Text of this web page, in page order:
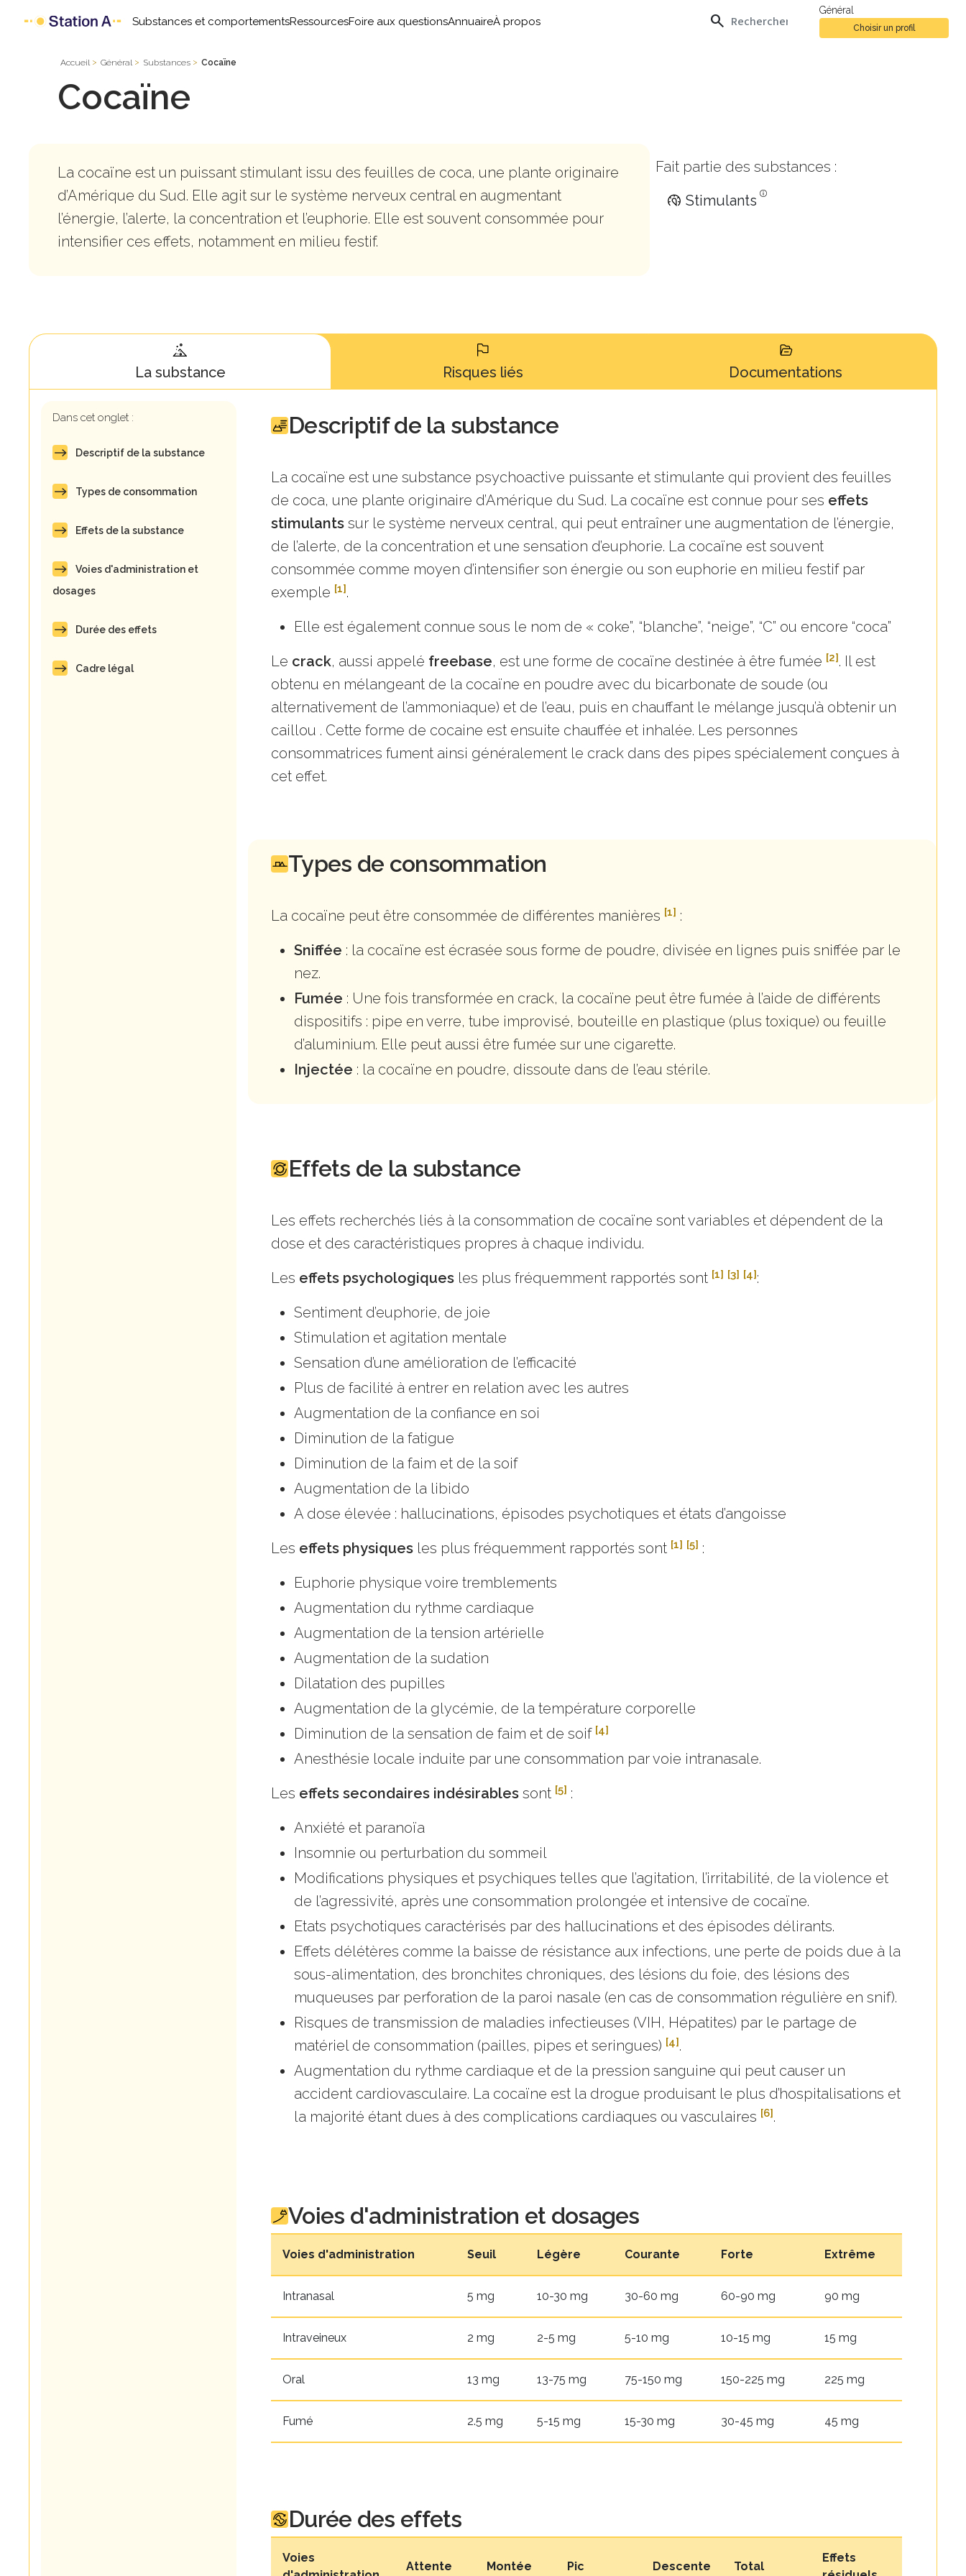
Substances et comportementsRessourcesFoire aux questionsAnnuaireÀ propos search
Général
Choisir un profil
Accueil Général Substances Cocaïne
Cocaïne
La cocaïne est un puissant stimulant issu des feuilles de coca, une plante originaire
d’Amérique du Sud. Elle agit sur le système nerveux central en augmentant
l’énergie, l’alerte, la concentration et l’euphorie. Elle est souvent consommée pour
intensifier ces effets, notamment en milieu festif.
Fait partie des substances :
Stimulants
La substance Risques liés Documentations
Dans cet onglet :
Descriptif de la substance
Types de consommation
Effets de la substance
Voies d'administration et
dosages
Durée des effets
Cadre légal
Descriptif de la substance
La cocaïne est une substance psychoactive puissante et stimulante qui provient des feuilles
de coca, une plante originaire d’Amérique du Sud. La cocaïne est connue pour ses effets
stimulants sur le système nerveux central, qui peut entraîner une augmentation de l’énergie,
de l’alerte, de la concentration et une sensation d’euphorie. La cocaïne est souvent
consommée comme moyen d’intensifier son énergie ou son euphorie en milieu festif par
exemple [1].
Elle est également connue sous le nom de « coke”, “blanche”, “neige”, “C” ou encore “coca”
Le crack, aussi appelé freebase, est une forme de cocaïne destinée à être fumée [2]. Il est
obtenu en mélangeant de la cocaïne en poudre avec du bicarbonate de soude (ou
alternativement de l’ammoniaque) et de l’eau, puis en chauffant le mélange jusqu’à obtenir un
caillou . Cette forme de cocaine est ensuite chauffée et inhalée. Les personnes
consommatrices fument ainsi généralement le crack dans des pipes spécialement conçues à
cet effet.
Types de consommation
La cocaïne peut être consommée de différentes manières [1] :
Sniffée : la cocaïne est écrasée sous forme de poudre, divisée en lignes puis sniffée par le
nez.
Fumée : Une fois transformée en crack, la cocaïne peut être fumée à l’aide de différents
dispositifs : pipe en verre, tube improvisé, bouteille en plastique (plus toxique) ou feuille
d’aluminium. Elle peut aussi être fumée sur une cigarette.
Injectée : la cocaïne en poudre, dissoute dans de l’eau stérile.
Effets de la substance
Les effets recherchés liés à la consommation de cocaïne sont variables et dépendent de la
dose et des caractéristiques propres à chaque individu.
Les effets psychologiques les plus fréquemment rapportés sont [1] [3] [4]:
Sentiment d’euphorie, de joie
Stimulation et agitation mentale
Sensation d’une amélioration de l’efficacité
Plus de facilité à entrer en relation avec les autres
Augmentation de la confiance en soi
Diminution de la fatigue
Diminution de la faim et de la soif
Augmentation de la libido
A dose élevée : hallucinations, épisodes psychotiques et états d’angoisse
Les effets physiques les plus fréquemment rapportés sont [1] [5] :
Euphorie physique voire tremblements
Augmentation du rythme cardiaque
Augmentation de la tension artérielle
Augmentation de la sudation
Dilatation des pupilles
Augmentation de la glycémie, de la température corporelle
Diminution de la sensation de faim et de soif [4]
Anesthésie locale induite par une consommation par voie intranasale.
Les effets secondaires indésirables sont [5] :
Anxiété et paranoïa
Insomnie ou perturbation du sommeil
Modifications physiques et psychiques telles que l’agitation, l’irritabilité, de la violence et
de l’agressivité, après une consommation prolongée et intensive de cocaïne.
Etats psychotiques caractérisés par des hallucinations et des épisodes délirants.
Effets délétères comme la baisse de résistance aux infections, une perte de poids due à la
sous-alimentation, des bronchites chroniques, des lésions du foie, des lésions des
muqueuses par perforation de la paroi nasale (en cas de consommation régulière en snif).
Risques de transmission de maladies infectieuses (VIH, Hépatites) par le partage de
matériel de consommation (pailles, pipes et seringues) [4].
Augmentation du rythme cardiaque et de la pression sanguine qui peut causer un
accident cardiovasculaire. La cocaïne est la drogue produisant le plus d’hospitalisations et
la majorité étant dues à des complications cardiaques ou vasculaires [6].
Voies d'administration et dosages
Voies d'administration Seuil Légère Courante Forte Extrême
Intranasal 5 mg 10-30 mg 30-60 mg 60-90 mg 90 mg
Intraveineux 2 mg 2-5 mg 5-10 mg 10-15 mg 15 mg
Oral 13 mg 13-75 mg 75-150 mg 150-225 mg 225 mg
Fumé 2.5 mg 5-15 mg 15-30 mg 30-45 mg 45 mg
Durée des effets
Voies
Attente Montée Pic Descente Total
Effets